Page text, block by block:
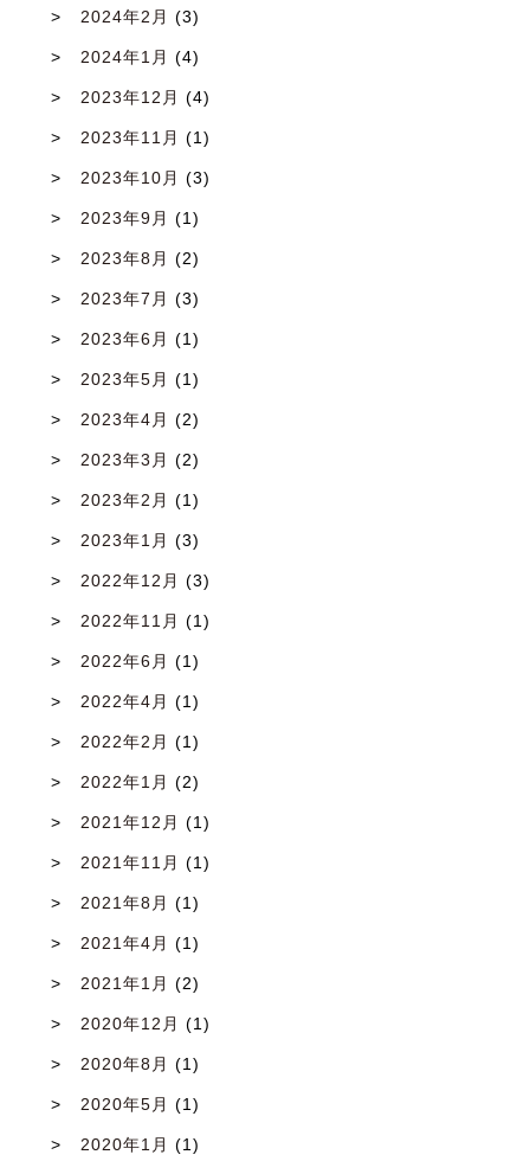
2024年2月 (3)
2024年1月 (4)
2023年12月 (4)
2023年11月 (1)
2023年10月 (3)
2023年9月 (1)
2023年8月 (2)
2023年7月 (3)
2023年6月 (1)
2023年5月 (1)
2023年4月 (2)
2023年3月 (2)
2023年2月 (1)
2023年1月 (3)
2022年12月 (3)
2022年11月 (1)
2022年6月 (1)
2022年4月 (1)
2022年2月 (1)
2022年1月 (2)
2021年12月 (1)
2021年11月 (1)
2021年8月 (1)
2021年4月 (1)
2021年1月 (2)
2020年12月 (1)
2020年8月 (1)
2020年5月 (1)
2020年1月 (1)